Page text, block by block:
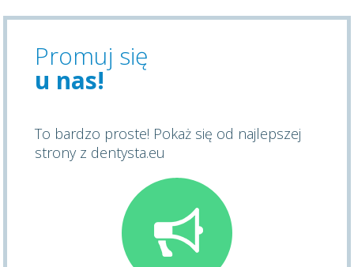
Promuj się
u nas!
To bardzo proste! Pokaż się od najlepszej
strony z dentysta.eu